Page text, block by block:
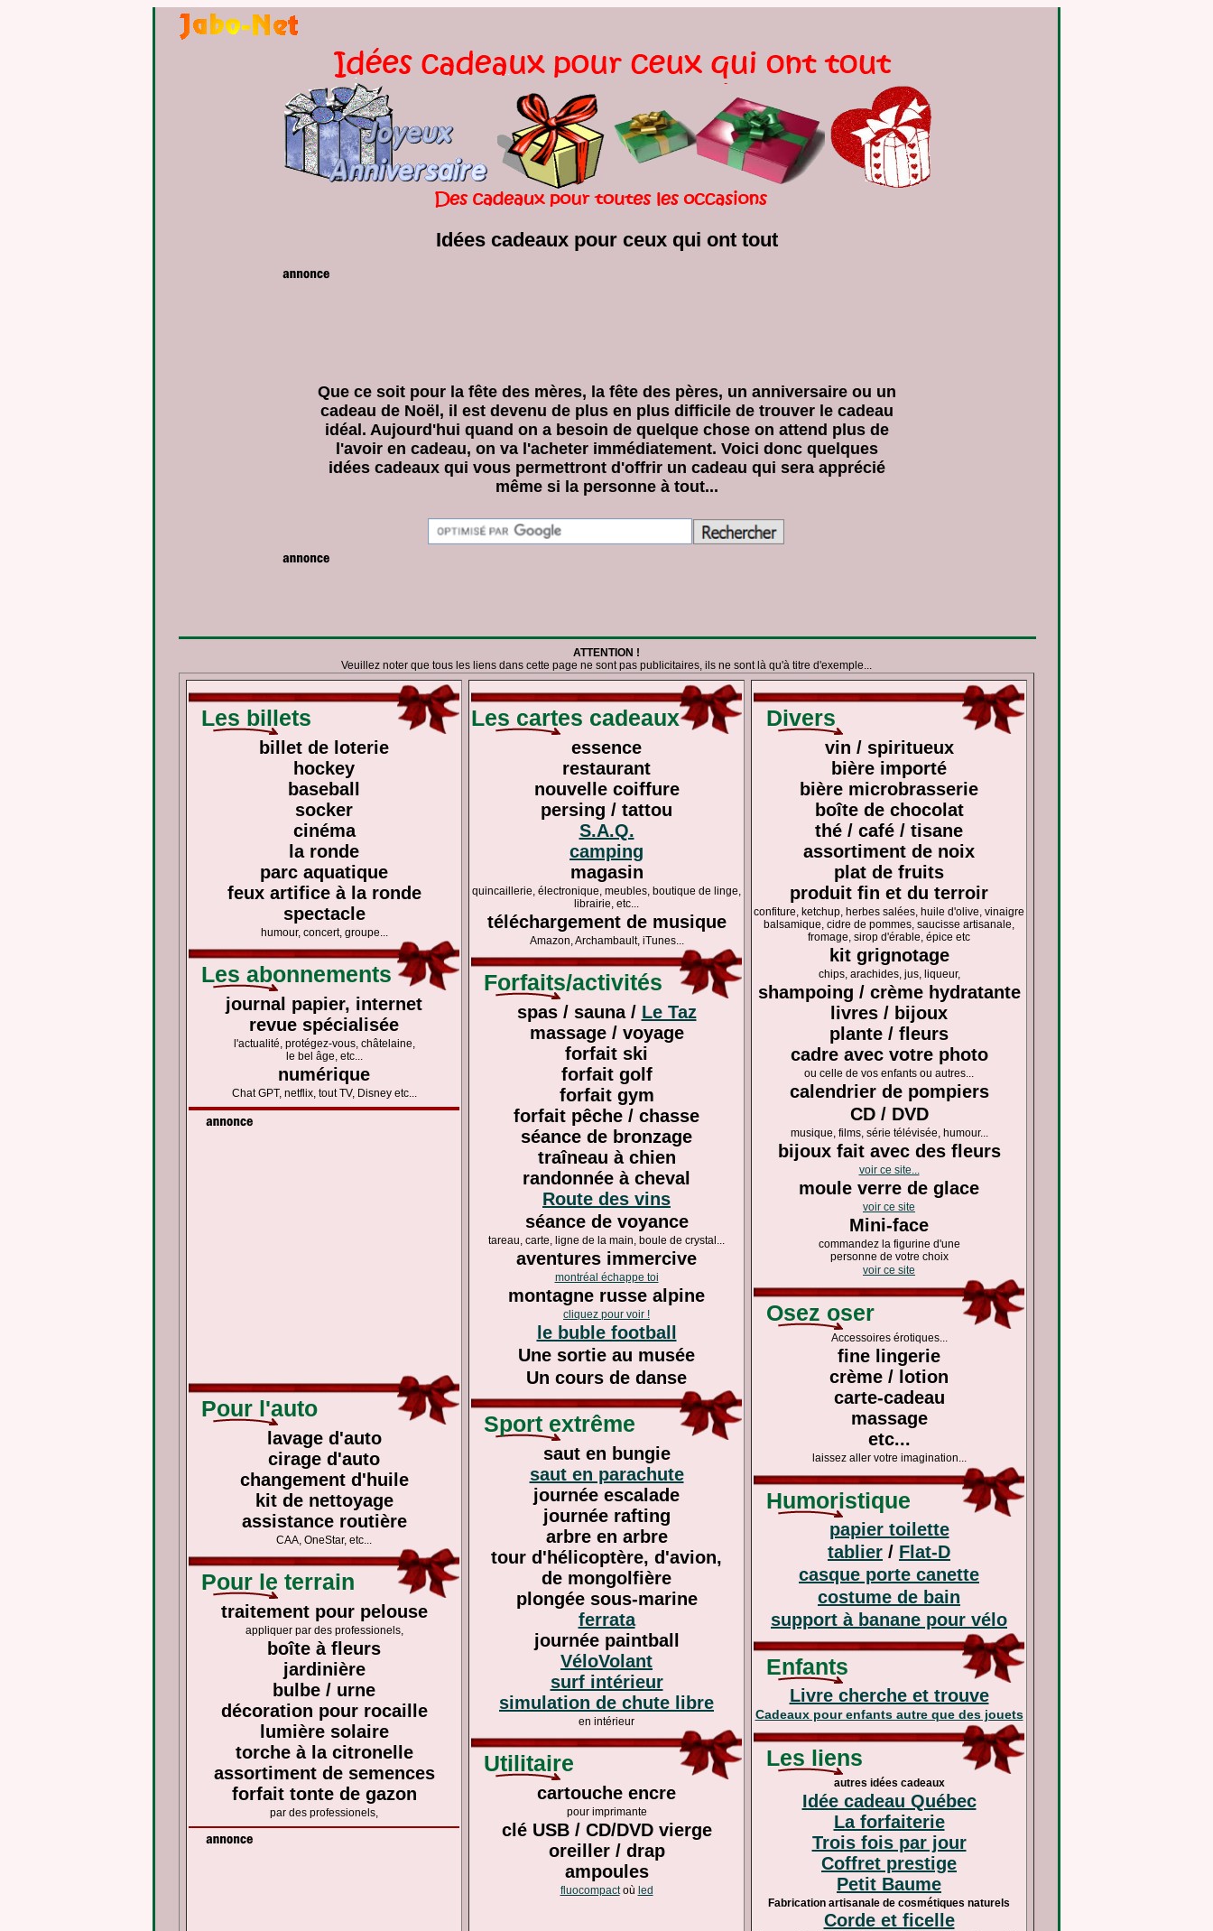
Idées cadeaux pour ceux qui ont tout
Que ce soit pour la fête des mères, la fête des pères, un anniversaire ou un
cadeau de Noël, il est devenu de plus en plus difficile de trouver le cadeau
idéal. Aujourd'hui quand on a besoin de quelque chose on attend plus de
l'avoir en cadeau, on va l'acheter immédiatement. Voici donc quelques
idées cadeaux qui vous permettront d'offrir un cadeau qui sera apprécié
même si la personne à tout...
ATTENTION !
Veuillez noter que tous les liens dans cette page ne sont pas publicitaires, ils ne sont là qu'à titre d'exemple...
Les billets
billet de loterie
hockey
baseball
socker
cinéma
la ronde
parc aquatique
feux artifice à la ronde
spectacle
humour, concert, groupe...
Les abonnements
journal papier, internet
revue spécialisée
l'actualité, protégez-vous, châtelaine,
le bel âge, etc...
numérique
Chat GPT, netflix, tout TV, Disney etc...
Pour l'auto
lavage d'auto
cirage d'auto
changement d'huile
kit de nettoyage
assistance routière
CAA, OneStar, etc...
Pour le terrain
traitement pour pelouse
appliquer par des professionels,
boîte à fleurs
jardinière
bulbe / urne
décoration pour rocaille
lumière solaire
torche à la citronelle
assortiment de semences
forfait tonte de gazon
par des professionels,
Les cartes cadeaux
essence
restaurant
nouvelle coiffure
persing / tattou
S.A.Q.
camping
magasin
quincaillerie, électronique, meubles, boutique de linge,
librairie, etc...
téléchargement de musique
Amazon, Archambault, iTunes...
Forfaits/activités
spas / sauna / Le Taz
massage / voyage
forfait ski
forfait golf
forfait gym
forfait pêche / chasse
séance de bronzage
traîneau à chien
randonnée à cheval
Route des vins
séance de voyance
tareau, carte, ligne de la main, boule de crystal...
aventures immercive
montréal échappe toi
montagne russe alpine
cliquez pour voir !
le buble football
Une sortie au musée
Un cours de danse
Sport extrême
saut en bungie
saut en parachute
journée escalade
journée rafting
arbre en arbre
tour d'hélicoptère, d'avion,
de mongolfière
plongée sous-marine
ferrata
journée paintball
VéloVolant
surf intérieur
simulation de chute libre
en intérieur
Utilitaire
cartouche encre
pour imprimante
clé USB / CD/DVD vierge
oreiller / drap
ampoules
fluocompactoù led
Divers
vin / spiritueux
bière importé
bière microbrasserie
boîte de chocolat
thé / café / tisane
assortiment de noix
plat de fruits
produit fin et du terroir
confiture, ketchup, herbes salées, huile d'olive, vinaigre
balsamique, cidre de pommes, saucisse artisanale,
fromage, sirop d'érable, épice etc
kit grignotage
chips, arachides, jus, liqueur,
shampoing / crème hydratante
livres / bijoux
plante / fleurs
cadre avec votre photo
ou celle de vos enfants ou autres...
calendrier de pompiers
CD / DVD
musique, films, série télévisée, humour...
bijoux fait avec des fleurs
voir ce site...
moule verre de glace
voir ce site
Mini-face
commandez la figurine d'une
personne de votre choix
voir ce site
Osez oser
Accessoires érotiques...
fine lingerie
crème / lotion
carte-cadeau
massage
etc...
laissez aller votre imagination...
Humoristique
papier toilette
tablier / Flat-D
casque porte canette
costume de bain
support à banane pour vélo
Enfants
Livre cherche et trouve
Cadeaux pour enfants autre que des jouets
Les liens
autres idées cadeaux
Idée cadeau Québec
La forfaiterie
Trois fois par jour
Coffret prestige
Petit Baume
Fabrication artisanale de cosmétiques naturels
Corde et ficelle